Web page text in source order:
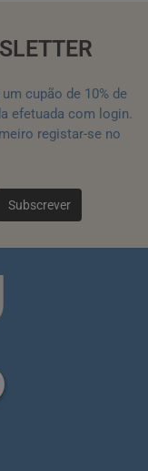
cupão de 10% de
efetuada com login.
registar-se no
Subscrever